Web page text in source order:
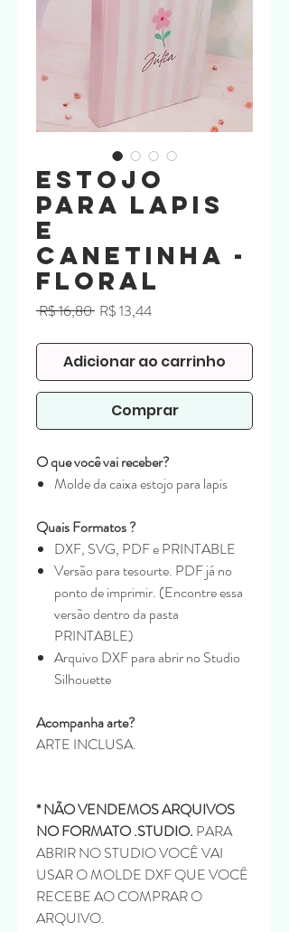
Estojo
para Lapis
e
Canetinha -
FLORAL
R$ 16,80 Preço
R$ 13,44Preço
Adicionar ao carrinho
Comprar
O que você vai receber?
Molde da caixa estojo para lapis
Quais Formatos ?
DXF, SVG, PDF e PRINTABLE
Versão para tesourte. PDF já no
ponto de imprimir. (Encontre essa
versão dentro da pasta
PRINTABLE)
Arquivo DXF para abrir no Studio
Silhouette
Acompanha arte?
ARTE INCLUSA.
* NÃO VENDEMOS ARQUIVOS
NO FORMATO .STUDIO. PARA
ABRIR NO STUDIO VOCÊ VAI
USAR O MOLDE DXF QUE VOCÊ
RECEBE AO COMPRAR O
ARQUIVO.